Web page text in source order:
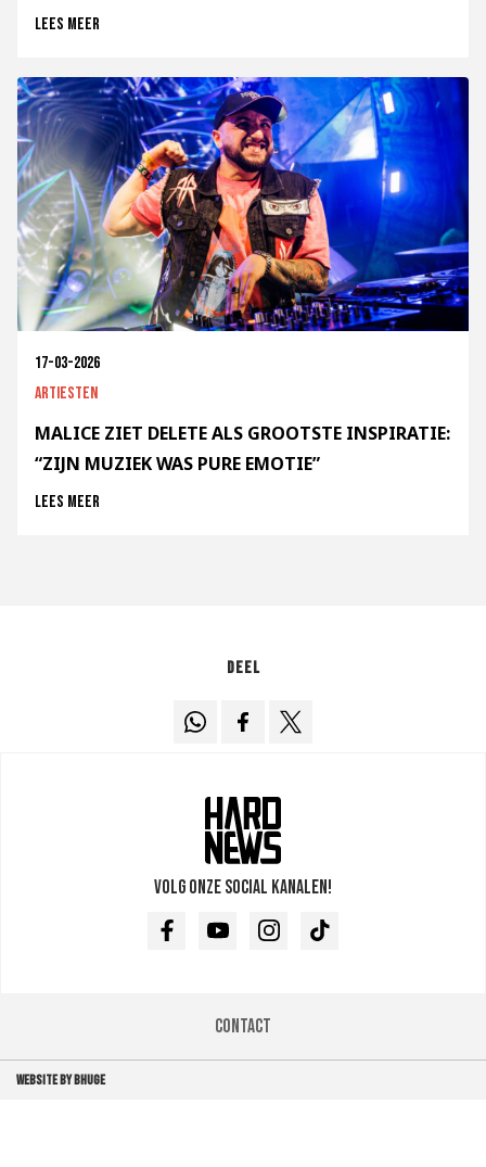
Lees meer
17-03-2026
Artiesten
MALICE ZIET DELETE ALS GROOTSTE INSPIRATIE:
“ZIJN MUZIEK WAS PURE EMOTIE”
Lees meer
Deel
Volg onze social kanalen!
FacebookYoutubeInstagramTikTok
Contact
WEBSITE BY BHUGE